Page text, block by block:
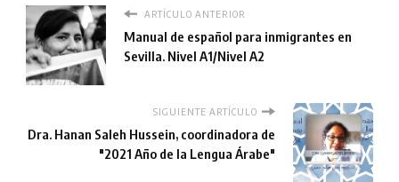
ARTÍCULO ANTERIOR
Manual de español para inmigrantes en
Sevilla. Nivel A1/Nivel A2
SIGUIENTE ARTÍCULO
Dra. Hanan Saleh Hussein, coordinadora de
"2021 Año de la Lengua Árabe"